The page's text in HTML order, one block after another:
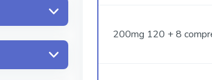
200mg 120 + 8